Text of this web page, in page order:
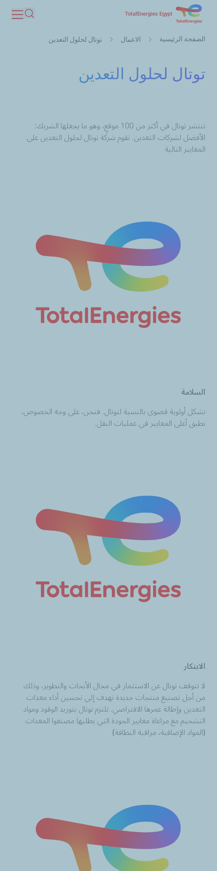
المحتوى
TotalEnergies Egypt
بحث
مسار
الصفحة الرئيسية الاعمال توتال لحلول التعدين
توتال لحلول التعدين
:تنتشر توتال في أكثر من 100 موقعٍ، وهو ما يجعلها الشريك
الأفضل لشركات التعدين. تقوم شركة توتال لحلول التعدين على
المعايير التالية
السلامة
تشكل أولوية قصوي بالنسبة لتوتال. فنحن، على وجه الخصوص،
نطبق أعلى المعايير في عمليات النقل.
الابتكار
لا تتوقف توتال عن الاستثمار في مجال الأبحاث والتطوير، وذلك
من أجل تصنيع منتجات جديدة تهدف إلي تحسين أداء معدات
التعدين وإطالة عمرها الافتراضي. تلتزم توتال بتوريد الوقود ومواد
التشحيم مع مراعاة معايير الجودة التي يطلبها مصنعوا المعدات
(المواد الإضافية، مراقبة النظافة)